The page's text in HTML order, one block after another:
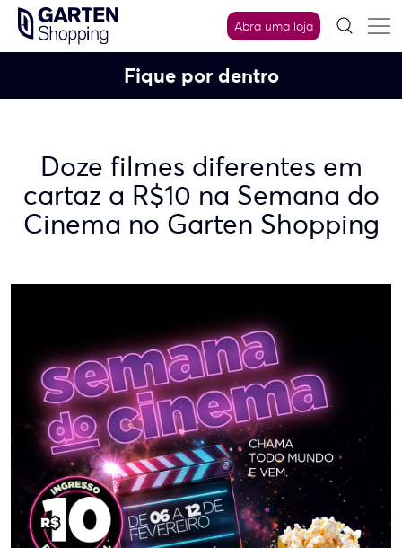
Skip
content
Abra uma loja
Fique por dentro
Doze filmes diferentes em
cartaz a R$10 na Semana do
Cinema no Garten Shopping